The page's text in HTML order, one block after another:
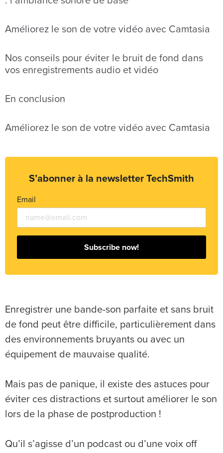
Améliorez le son de votre vidéo avec Camtasia
Nos conseils pour éviter le bruit de fond dans
vos enregistrements audio et vidéo
En conclusion
Améliorez le son de votre vidéo avec Camtasia
S’abonner à la newsletter TechSmith
Email
Subscribe now!
Enregistrer une bande-son parfaite et sans bruit
de fond peut être difficile, particulièrement dans
des environnements bruyants ou avec un
équipement de mauvaise qualité.
Mais pas de panique, il existe des astuces pour
éviter ces distractions et surtout améliorer le son
lors de la phase de postproduction !
Qu’il s’agisse d’un podcast ou d’une voix off